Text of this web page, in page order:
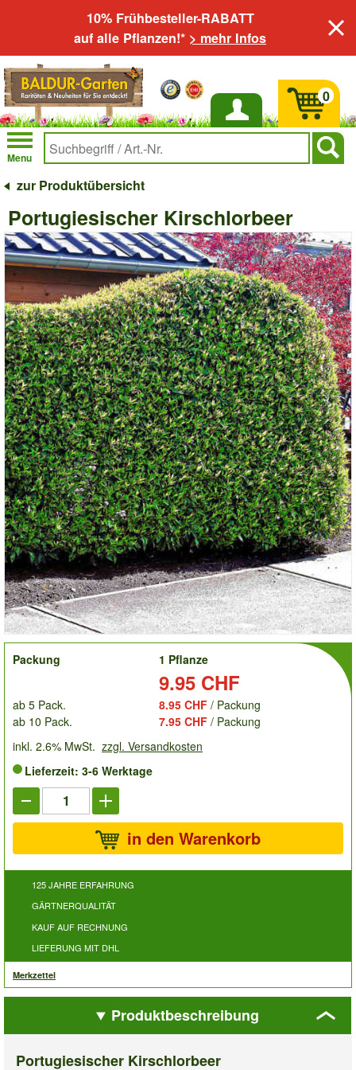
10% Frühbesteller-RABATT
auf alle Pflanzen!* > mehr Infos
Anmelden
Menu
0
zur Produktübersicht
Portugiesischer Kirschlorbeer
order
Packung
1 Pflanze
9.95 CHF
ab 5 Pack. 8.95 CHF / Packung
ab 10 Pack.
7.95 CHF / Packung
inkl. 2.6% MwSt. zzgl. Versandkosten
Lieferzeit: 3-6 Werktage
in den Warenkorb
125 JAHRE ERFAHRUNG
GÄRTNERQUALITÄT
KAUF AUF RECHNUNG
LIEFERUNG MIT DHL
Merkzettel
Produktbeschreibung
Portugiesischer Kirschlorbeer